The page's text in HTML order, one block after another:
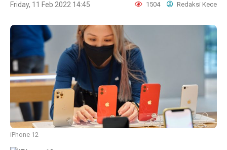
Friday, 11 Feb 2022 14:45 1504 Redaksi Kece
iPhone 12